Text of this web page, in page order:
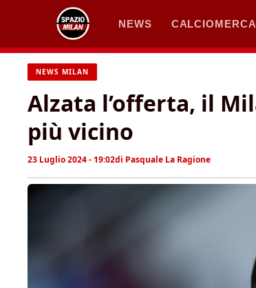
contenuto
NEWS
NEWS MILAN
Alzata l’offerta, il
più vicino
23 Luglio 2024 - 19:02di Pasquale La Ragione